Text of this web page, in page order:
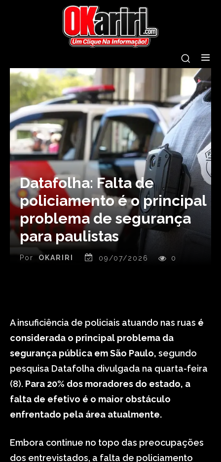
Datafolha: Falta de
policiamento é o principal
problema de segurança
para paulistas
Por OKARIRI 09/07/2026 0
A insuficiência de policiais atuando nas ruas é
considerada o principal problema da
segurança pública em São Paulo, segundo
pesquisa Datafolha divulgada na quarta-feira
(8). Para 20% dos moradores do estado, a
falta de efetivo é o maior obstáculo
enfrentado pela área atualmente.
Embora continue no topo das preocupações
dos entrevistados, a falta de policiamento